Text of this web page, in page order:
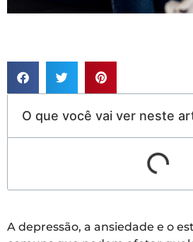
O que você vai ver neste
A depressão, a ansiedade e o